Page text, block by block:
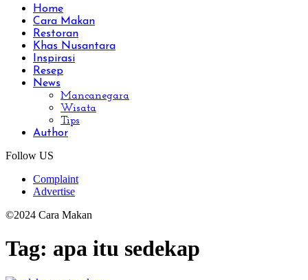
Home
Cara Makan
Restoran
Khas Nusantara
Inspirasi
Resep
News
Mancanegara
Wisata
Tips
Author
Follow US
Complaint
Advertise
©2024 Cara Makan
Tag: apa itu sedekap